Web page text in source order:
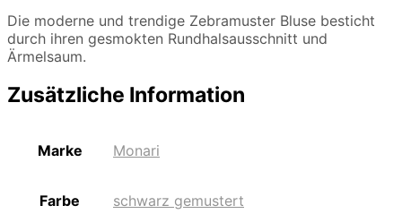
Die moderne und trendige Zebramuster Bluse besticht
durch ihren gesmokten Rundhalsausschnitt und
Ärmelsaum.
Zusätzliche Information
Marke Monari
Farbe schwarz gemustert